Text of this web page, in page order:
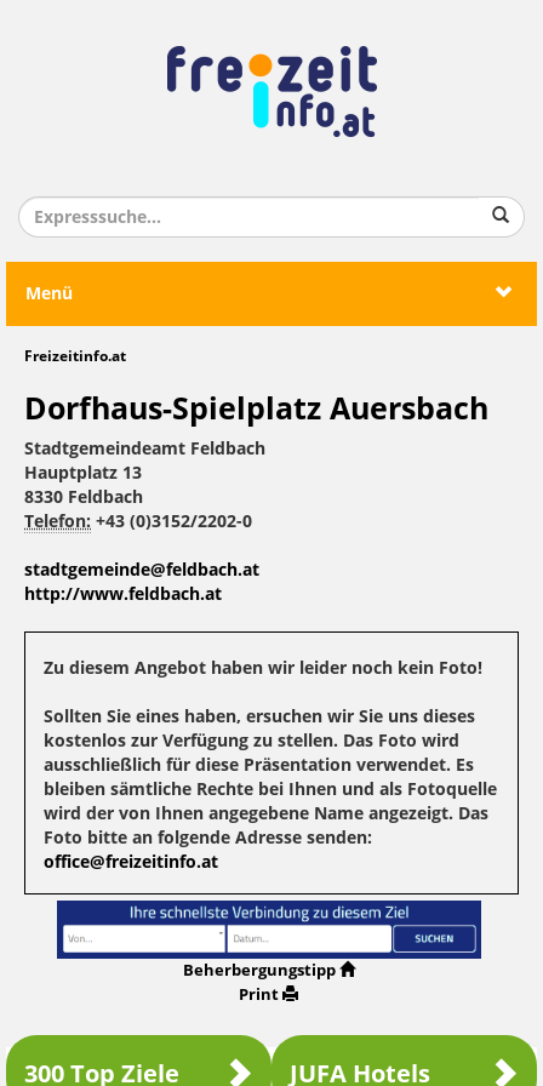
Menü
Freizeitinfo.at
Dorfhaus-Spielplatz Auersbach
Stadtgemeindeamt Feldbach
Hauptplatz 13
8330 Feldbach
Telefon: +43 (0)3152/2202-0
stadtgemeinde@feldbach.at
http://www.feldbach.at
Zu diesem Angebot haben wir leider noch kein Foto!
Sollten Sie eines haben, ersuchen wir Sie uns dieses
kostenlos zur Verfügung zu stellen. Das Foto wird
ausschließlich für diese Präsentation verwendet. Es
bleiben sämtliche Rechte bei Ihnen und als Fotoquelle
wird der von Ihnen angegebene Name angezeigt. Das
Foto bitte an folgende Adresse senden:
office@freizeitinfo.at
Beherbergungstipp
Print
300 Top Ziele JUFA Hotels